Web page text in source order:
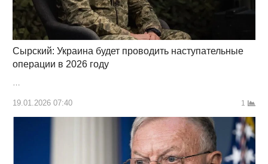
Сырский: Украина будет проводить наступательные
операции в 2026 году
19.01.2026 07:40 1